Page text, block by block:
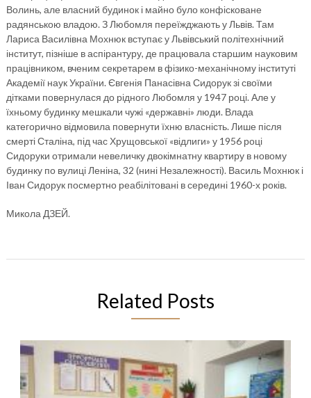
Волинь, але власний будинок і майно було конфісковане
радянською владою. З Любомля переїжджають у Львів. Там
Лариса Василівна Мохнюк вступає у Львівський політехнічний
інститут, пізніше в аспірантуру, де працювала старшим науковим
працівником, вченим секретарем в фізико-механічному інституті
Академії наук України. Євгенія Панасівна Сидорук зі своїми
дітками повернулася до рідного Любомля у 1947 році. Але у
їхньому будинку мешкали чужі «державні» люди. Влада
категорично відмовила повернути їхню власність. Лише після
смерті Сталіна, під час Хрущовської «відлиги» у 1956 році
Сидоруки отримали невеличку двокімнатну квартиру в новому
будинку по вулиці Леніна, 32 (нині Незалежності). Василь Мохнюк і
Іван Сидорук посмертно реабілітовані в середині 1960-х років.
Микола ДЗЕЙ.
Related Posts